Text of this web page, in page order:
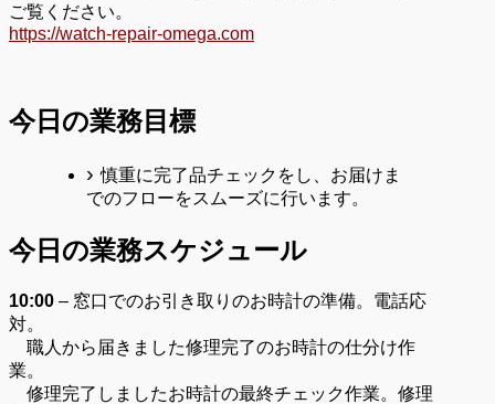
ご覧ください。
https://watch-repair-omega.com
今日の業務目標
慎重に完了品チェックをし、お届けま
でのフローをスムーズに行います。
今日の業務スケジュール
10:00 – 窓口でのお引き取りのお時計の準備。電話応
対。
職人から届きました修理完了のお時計の仕分け作
業。
修理完了しましたお時計の最終チェック作業。修理